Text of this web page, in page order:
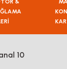
&
10